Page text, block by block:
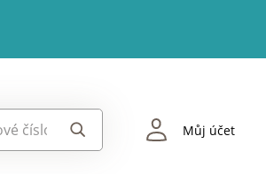
Můj účet